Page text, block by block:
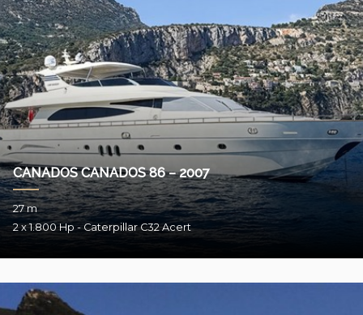
CANADOS CANADOS 86 – 2007
27 m
2 x 1.800 Hp - Caterpillar C32 Acert